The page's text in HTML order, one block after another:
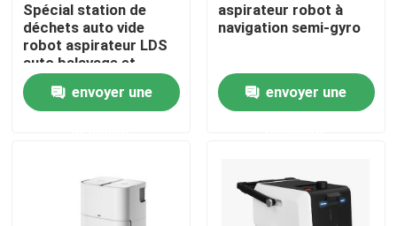
Contrôle de qualité
Demandez une citation
Laveur de vitres de robot
Spécial station de
déchets auto vide
robot aspirateur LDS
auto balayage et
nettoyage
envoyer une
aspirateur robot à
navigation semi-gyro
envoyer une